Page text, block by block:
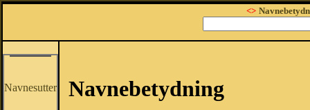
<>
Navnesutter
Navnebetydning